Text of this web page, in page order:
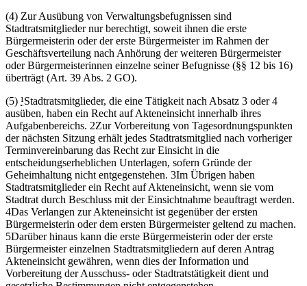
(4) Zur Ausübung von Verwaltungsbefugnissen sind
Stadtratsmitglieder nur berechtigt, soweit ihnen die erste
Bürgermeisterin oder der erste Bürgermeister im Rahmen der
Geschäftsverteilung nach Anhörung der weiteren Bürgermeister
oder Bürgermeisterinnen einzelne seiner Befugnisse (§§ 12 bis 16)
überträgt (Art. 39 Abs. 2 GO).
(5) ¹Stadtratsmitglieder, die eine Tätigkeit nach Absatz 3 oder 4
ausüben, haben ein Recht auf Akteneinsicht innerhalb ihres
Aufgabenbereichs. 2Zur Vorbereitung von Tagesordnungspunkten
der nächsten Sitzung erhält jedes Stadtratsmitglied nach vorheriger
Terminvereinbarung das Recht zur Einsicht in die
entscheidungserheblichen Unterlagen, sofern Gründe der
Geheimhaltung nicht entgegenstehen. 3Im Übrigen haben
Stadtratsmitglieder ein Recht auf Akteneinsicht, wenn sie vom
Stadtrat durch Beschluss mit der Einsichtnahme beauftragt werden.
4Das Verlangen zur Akteneinsicht ist gegenüber der ersten
Bürgermeisterin oder dem ersten Bürgermeister geltend zu machen.
5Darüber hinaus kann die erste Bürgermeisterin oder der erste
Bürgermeister einzelnen Stadtratsmitgliedern auf deren Antrag
Akteneinsicht gewähren, wenn dies der Information und
Vorbereitung der Ausschuss- oder Stadtratstätigkeit dient und